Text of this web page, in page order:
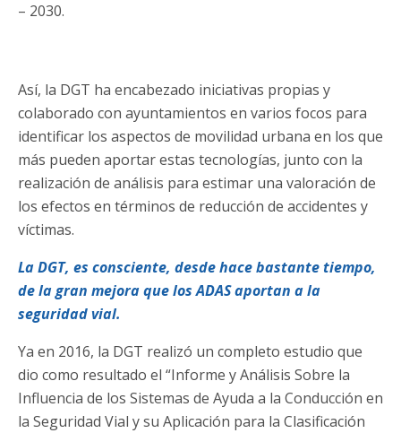
– 2030.
Así, la DGT ha encabezado iniciativas propias y
colaborado con ayuntamientos en varios focos para
identificar los aspectos de movilidad urbana en los que
más pueden aportar estas tecnologías, junto con la
realización de análisis para estimar una valoración de
los efectos en términos de reducción de accidentes y
víctimas.
La DGT, es consciente, desde hace bastante tiempo,
de la gran mejora que los ADAS aportan a la
seguridad vial.
Ya en 2016, la DGT realizó un completo estudio que
dio como resultado el “Informe y Análisis Sobre la
Influencia de los Sistemas de Ayuda a la Conducción en
la Seguridad Vial y su Aplicación para la Clasificación